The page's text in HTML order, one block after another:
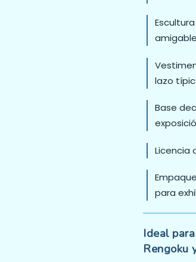
lazo
Base
Licencia
para
Ideal
Rengoku